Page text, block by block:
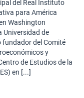
del Real Instituto
para América
Washington
Universidad de
fundador del Comité
y
de Estudios de la
en [...]